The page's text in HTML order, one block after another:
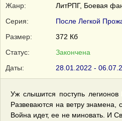
Жанр:
ЛитРПГ, Боевая
Серия:
После Легкой
Размер:
372 Кб
Статус:
Закончена
Даты:
28.01.2022 -
Уж слышится поступь
Развеваются на ветру знамена,
Война идет, ее не миновать. И